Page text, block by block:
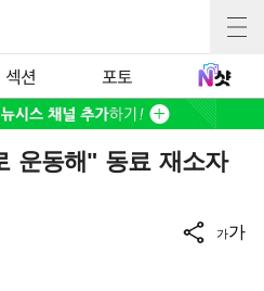
섹션 포토
운동해" 동료 재소자
가가